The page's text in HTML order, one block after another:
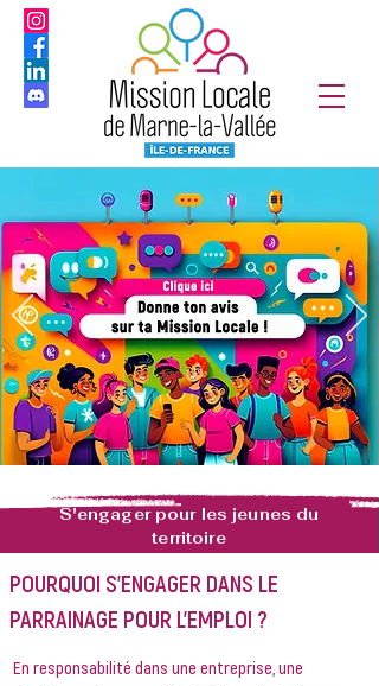
S'engager pour les jeunes du
territoire
POURQUOI S’ENGAGER DANS LE
PARRAINAGE POUR L’EMPLOI ?
En responsabilité dans une entreprise, une